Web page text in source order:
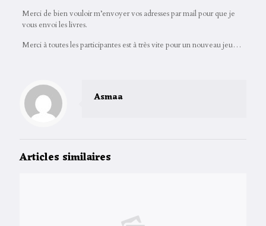
Merci de bien vouloir m’envoyer vos adresses par mail pour que je
vous envoi les livres.
Merci à toutes les participantes est à très vite pour un nouveau jeu…
Asmaa
Articles similaires